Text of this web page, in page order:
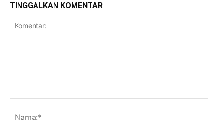
TINGGALKAN KOMENTAR